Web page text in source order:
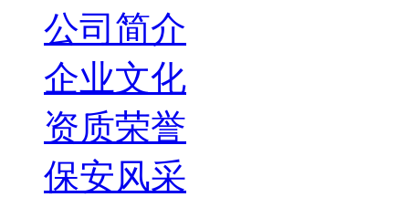
公司简介
企业文化
资质荣誉
保安风采